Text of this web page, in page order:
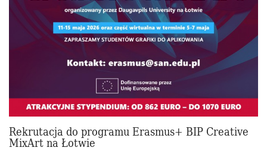
Rekrutacja do programu Erasmus+ BIP Creative
MixArt na Łotwie